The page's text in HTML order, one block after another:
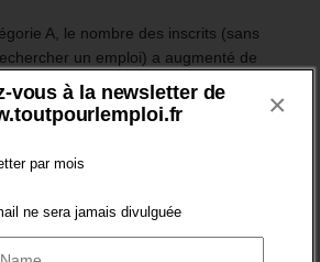
vous à la newsletter de
par mois
ne sera jamais divulguée
×
A, le nombre des inscrits (sans
un emploi) a augmenté de
nombre des inscrits tenus de
(A, B ou C) aura augmenté de 97 200